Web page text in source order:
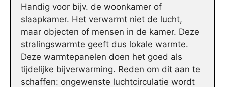
Handig voor bijv. de woonkamer of
slaapkamer. Het verwarmt niet de lucht,
maar objecten of mensen in de kamer. Deze
stralingswarmte geeft dus lokale warmte.
Deze warmtepanelen doen het goed als
tijdelijke bijverwarming. Reden om dit aan te
schaffen: ongewenste luchtcirculatie wordt